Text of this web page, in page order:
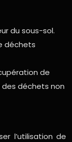
du sous-sol.
déchets
de
déchets non
l’utilisation de